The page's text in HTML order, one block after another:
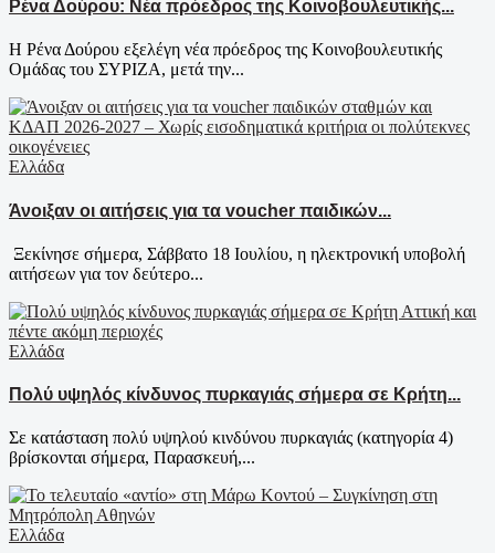
Ρένα Δούρου: Νέα πρόεδρος της Κοινοβουλευτικής...
Η Ρένα Δούρου εξελέγη νέα πρόεδρος της Κοινοβουλευτικής
Ομάδας του ΣΥΡΙΖΑ, μετά την...
Ελλάδα
Άνοιξαν οι αιτήσεις για τα voucher παιδικών...
Ξεκίνησε σήμερα, Σάββατο 18 Ιουλίου, η ηλεκτρονική υποβολή
αιτήσεων για τον δεύτερο...
Ελλάδα
Πολύ υψηλός κίνδυνος πυρκαγιάς σήμερα σε Κρήτη...
Σε κατάσταση πολύ υψηλού κινδύνου πυρκαγιάς (κατηγορία 4)
βρίσκονται σήμερα, Παρασκευή,...
Ελλάδα